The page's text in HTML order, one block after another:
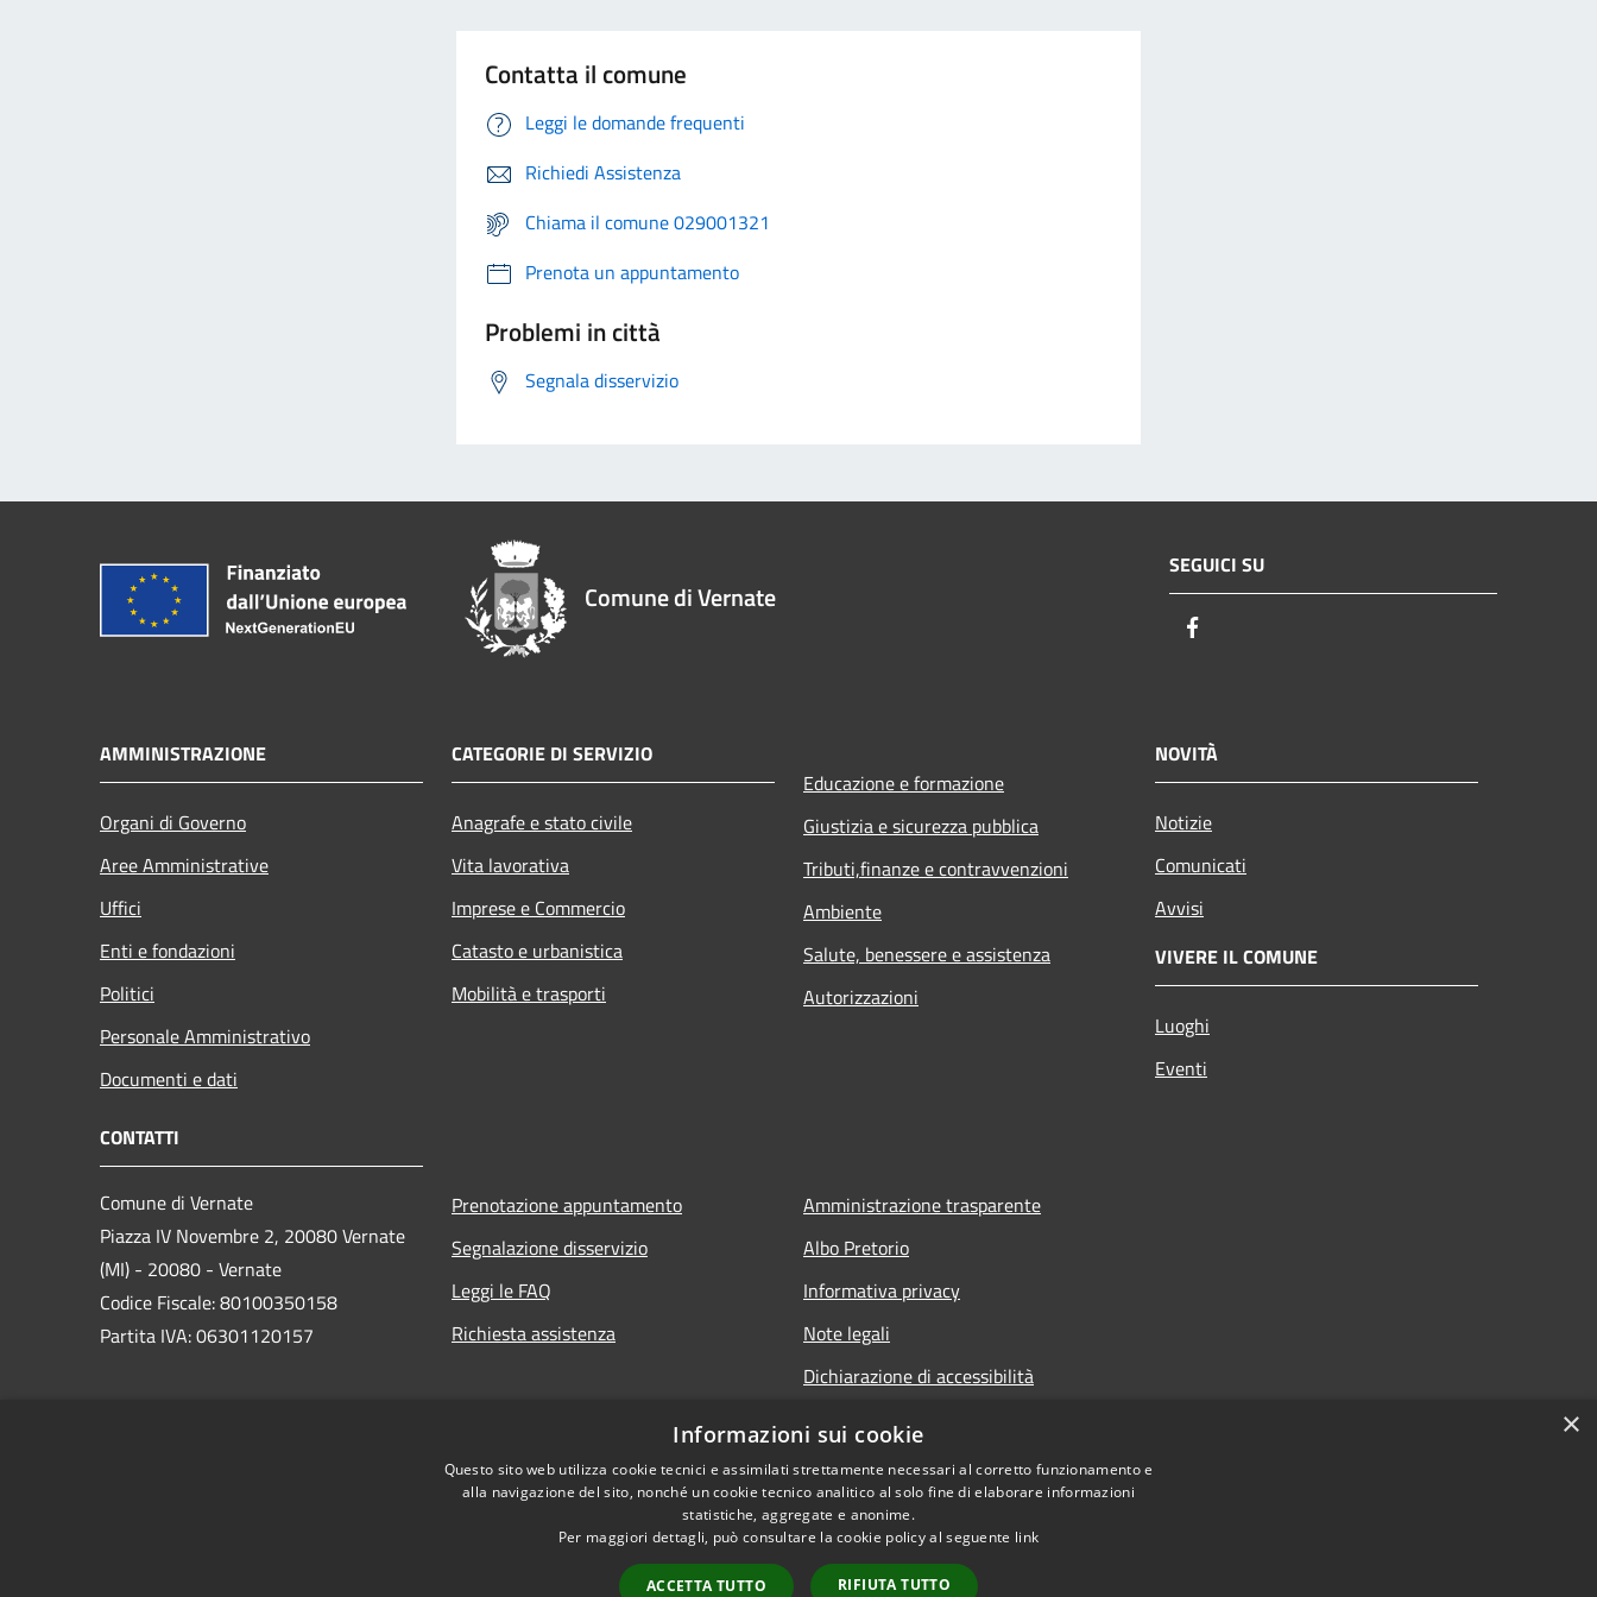
Contatta il comune
Leggi le domande frequenti
Richiedi Assistenza
Chiama il comune 029001321
Prenota un appuntamento
Problemi in città
Segnala disservizio
Comune di Vernate
SEGUICI SU
AMMINISTRAZIONE
Organi di Governo
Aree Amministrative
Uffici
Enti e fondazioni
Politici
Personale Amministrativo
Documenti e dati
CATEGORIE DI SERVIZIO
Anagrafe e stato civile
Vita lavorativa
Imprese e Commercio
Catasto e urbanistica
Mobilità e trasporti
Educazione e formazione
Giustizia e sicurezza pubblica
Tributi,finanze e contravvenzioni
Ambiente
Salute, benessere e assistenza
Autorizzazioni
NOVITÀ
Notizie
Comunicati
Avvisi
VIVERE IL COMUNE
Luoghi
Eventi
CONTATTI
Comune di Vernate
Piazza IV Novembre 2, 20080 Vernate
(MI) - 20080 - Vernate
Codice Fiscale: 80100350158
Partita IVA: 06301120157
Prenotazione appuntamento
Segnalazione disservizio
Leggi le FAQ
Richiesta assistenza
Amministrazione trasparente
Albo Pretorio
Informativa privacy
Note legali
Dichiarazione di accessibilità
×
Informazioni sui cookie
Questo sito web utilizza cookie tecnici e assimilati strettamente necessari al corretto funzionamento e
alla navigazione del sito, nonché un cookie tecnico analitico al solo fine di elaborare informazioni
statistiche, aggregate e anonime.
Per maggiori dettagli, può consultare la cookie policy al seguente link
ACCETTA TUTTO RIFIUTA TUTTO